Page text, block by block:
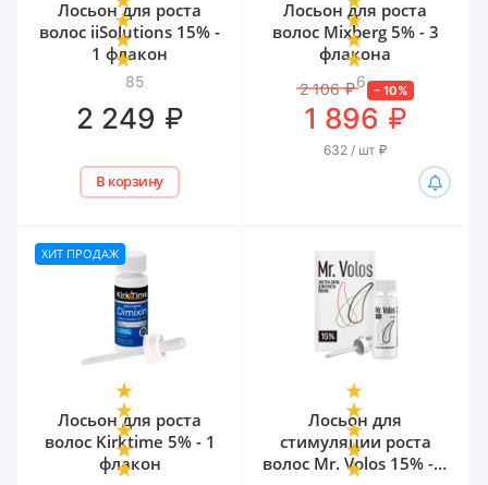
85
Лосьон для роста
волос iiSolutions 15% -
1 флакон
2 249 ₽
В корзину
6
Лосьон для роста
волос Mixberg 5% - 3
флакона
2 106 ₽ –10%
1 896 ₽
632 / шт ₽
ХИТ ПРОДАЖ
Лосьон для роста
волос Kirktime 5% - 1
флакон
Лосьон для
стимуляции роста
волос Mr. Volos 15% - 1